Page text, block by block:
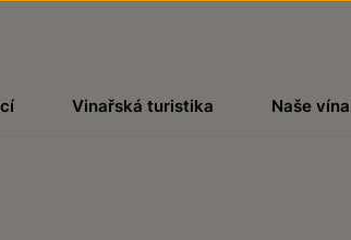
Vinařská turistika Naše